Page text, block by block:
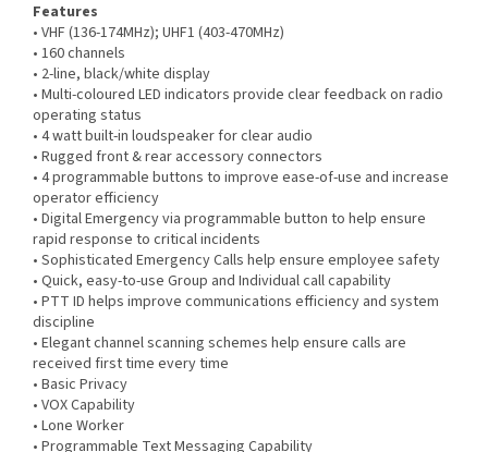
Features
• VHF (136-174MHz); UHF1 (403-470MHz)
• 160 channels
• 2-line, black/white display
• Multi-coloured LED indicators provide clear feedback on radio
operating status
• 4 watt built-in loudspeaker for clear audio
• Rugged front & rear accessory connectors
• 4 programmable buttons to improve ease-of-use and increase
operator efficiency
• Digital Emergency via programmable button to help ensure
rapid response to critical incidents
• Sophisticated Emergency Calls help ensure employee safety
• Quick, easy-to-use Group and Individual call capability
• PTT ID helps improve communications efficiency and system
discipline
• Elegant channel scanning schemes help ensure calls are
received first time every time
• Basic Privacy
• VOX Capability
• Lone Worker
• Programmable Text Messaging Capability